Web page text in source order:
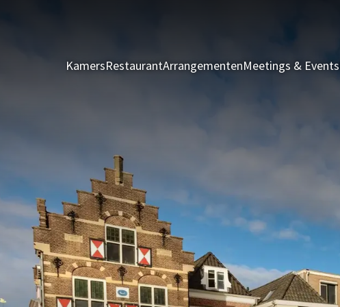
KamersRestaurantArrangementenMeetings & Events